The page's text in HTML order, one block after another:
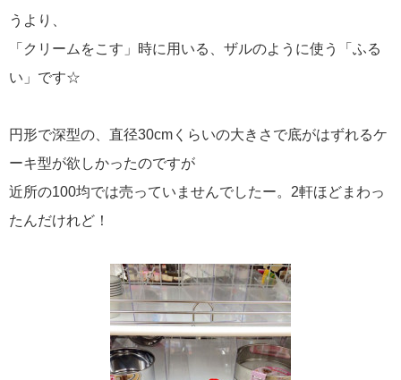
うより、
「クリームをこす」時に用いる、ザルのように使う「ふる
い」です☆
円形で深型の、直径30cmくらいの大きさで底がはずれるケ
ーキ型が欲しかったのですが
近所の100均では売っていませんでしたー。2軒ほどまわっ
たんだけれど！